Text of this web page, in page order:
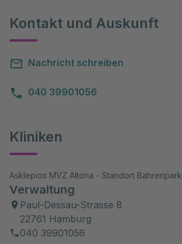
Kontakt und Auskunft
Nachricht schreiben
040 39901056
Kliniken
Asklepios MVZ Altona - Standort Bahrenpark
Verwaltung
Paul-Dessau-Strasse 8
22761 Hamburg
040 39901056